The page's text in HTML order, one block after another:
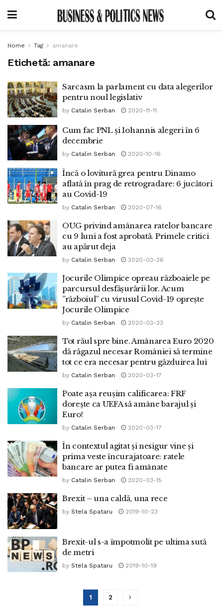
Home Tag amanare
Etichetă: amanare
Sarcasm la parlament cu data alegerilor
pentru noul legislativ
by Catalin Serban 2020-11-11
Cum fac PNL și Iohannis alegeri în 6
decembrie
by Catalin Serban 2020-10-16
Încă o lovitură grea pentru Dinamo
aflată în prag de retrogradare: 6 jucători
au Covid-19
by Catalin Serban 2020-07-16
OUG privind amânarea ratelor bancare
cu 9 luni a fost aprobată. Primele critici
au apărut deja
by Catalin Serban 2020-03-26
Jocurile Olimpice opreau războaiele pe
parcursul desfășurării lor. Acum
”războiul” cu virusul Covid-19 oprește
Jocurile Olimpice
by Catalin Serban 2020-03-23
Tot răul spre bine. Amânarea Euro 2020
dă răgazul necesar României să termine
tot ce era necesar pentru găzduirea lui
by Catalin Serban 2020-03-17
Poate așa reușim calificarea: FRF
dorește ca UEFA să amâne barajul şi
Euro!
by Catalin Serban 2020-03-17
În contextul agitat și nesigur vine și
prima veste încurajatoare: ratele
bancare ar putea fi amânate
by Catalin Serban 2020-03-15
Brexit – una caldă, una rece
by Stela Spataru 2019-10-23
Brexit-ul s-a împotmolit pe ultima sută
de metri
by Stela Spataru 2019-10-19
1 2